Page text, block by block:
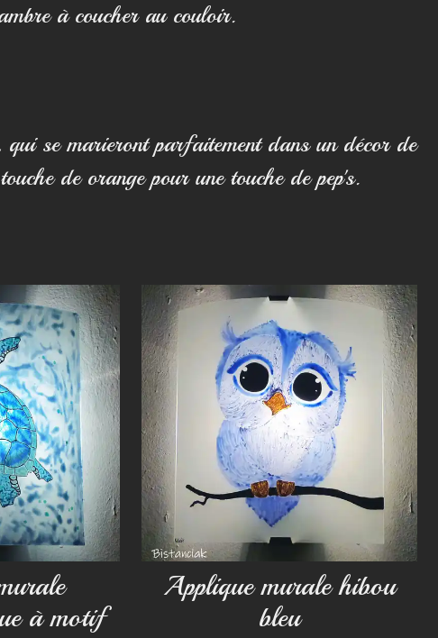
à coucher au couloir.
se marieront parfaitement dans un décor de
de orange pour une touche de pep's.
à motif
Applique murale hibou
bleu